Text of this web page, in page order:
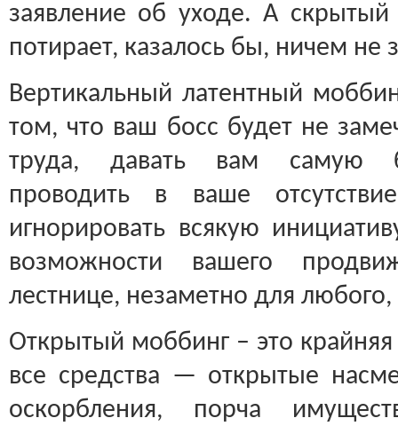
заявление об уходе. А
потирает, казалось бы, ничем не
Вертикальный ла­тент­ный
том, что ваш босс будет не
труда, давать вам самую
проводить в ваше
игнорировать всякую
возможности вашего
лестнице, незаметно для
Открытый моббинг – это крайняя
все средства — открытые
оскорбления, порча